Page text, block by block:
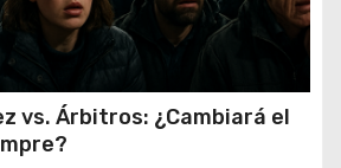
vs. Árbitros: ¿Cambiará el